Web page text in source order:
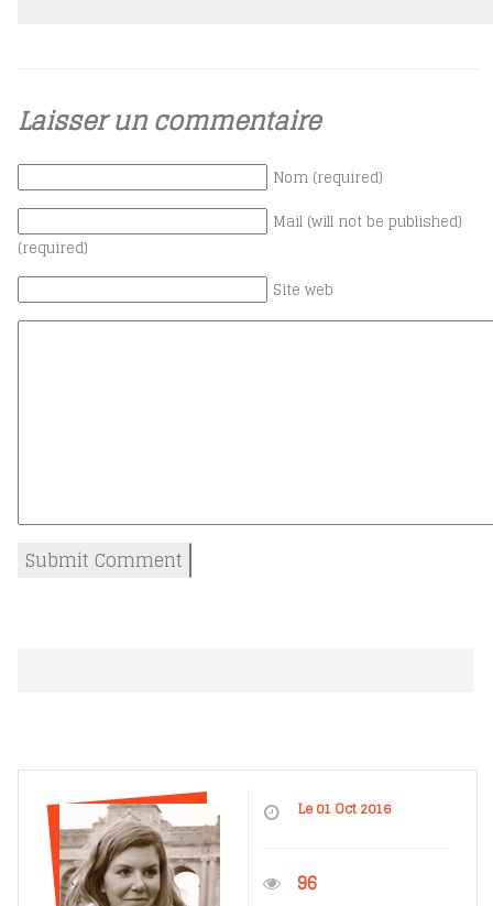
Laisser un commentaire
Nom (required)
Mail (will not be published)
(required)
Site web
Le 01 Oct 2016
96